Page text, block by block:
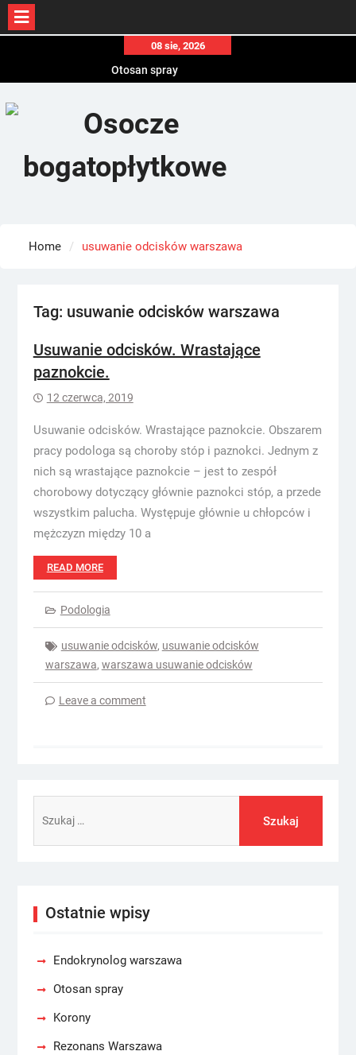
content
08 sie, 2026
Otosan spray
Home usuwanie odcisków warszawa
Tag: usuwanie odcisków warszawa
Usuwanie odcisków. Wrastające
paznokcie.
12 czerwca, 2019
Usuwanie odcisków. Wrastające paznokcie. Obszarem
pracy podologa są choroby stóp i paznokci. Jednym z
nich są wrastające paznokcie – jest to zespół
chorobowy dotyczący głównie paznokci stóp, a przede
wszystkim palucha. Występuje głównie u chłopców i
mężczyzn między 10 a
READ MORE
Podologia
usuwanie odcisków, usuwanie odcisków
warszawa, warszawa usuwanie odcisków
Leave a comment
Ostatnie wpisy
Endokrynolog warszawa
Otosan spray
Korony
Rezonans Warszawa